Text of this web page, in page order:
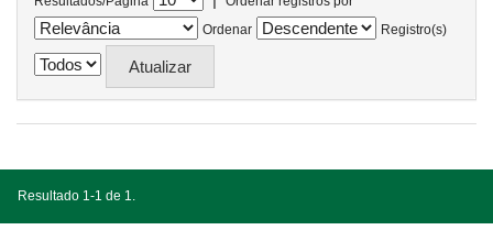
Ordenar
Registro(s)
Resultado 1-1 de 1.